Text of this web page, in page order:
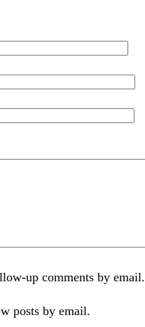
up comments by email.
posts by email.